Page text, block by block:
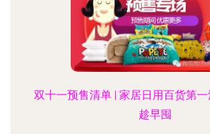
双十一预售清单 | 家居日用百货第
趁早囤